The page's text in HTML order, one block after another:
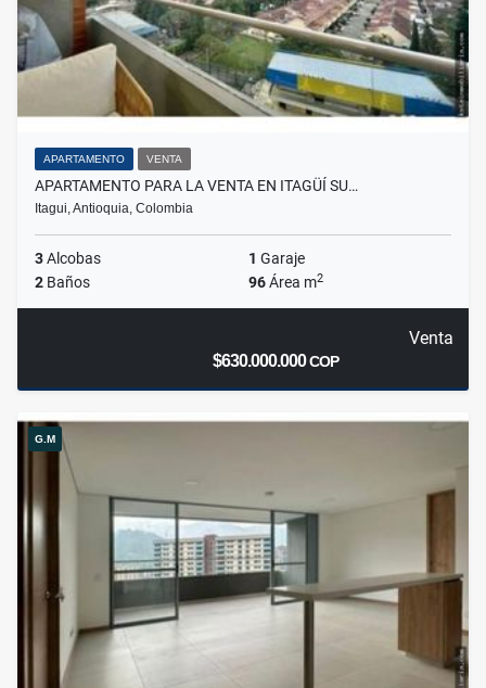
APARTAMENTO VENTA
APARTAMENTO PARA LA VENTA EN ITAGÜÍ SU…
Itagui, Antioquia, Colombia
3Alcobas 1 Garaje
2 Baños 96Área m2
Venta
$630.000.000COP
G.M